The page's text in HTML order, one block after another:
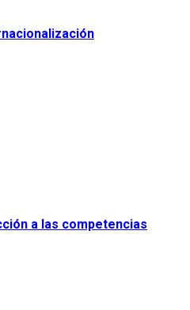
a las competencias